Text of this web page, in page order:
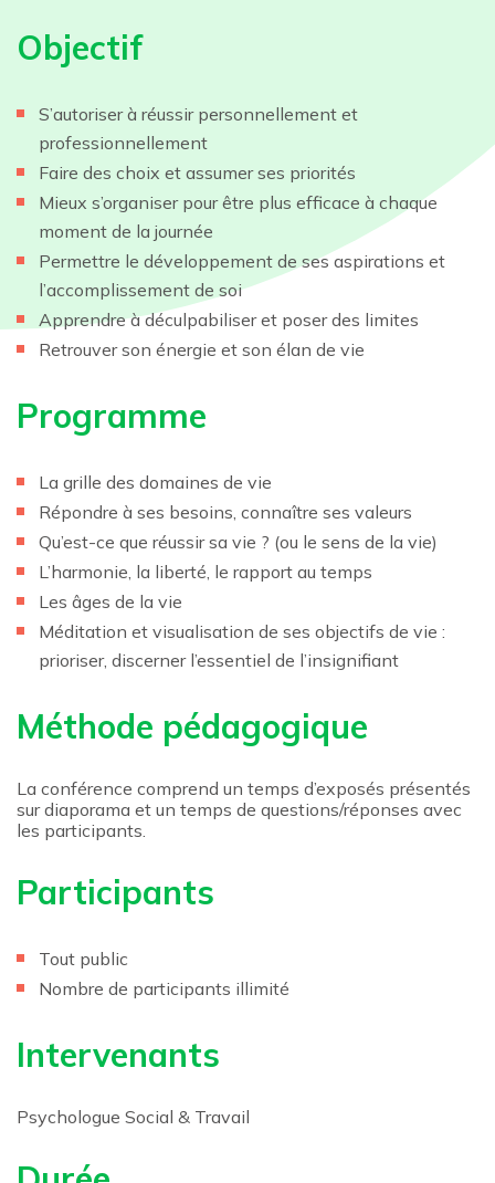
Objectif
S’autoriser à réussir personnellement et
professionnellement
Faire des choix et assumer ses priorités
Mieux s’organiser pour être plus efficace à chaque
moment de la journée
Permettre le développement de ses aspirations et
l’accomplissement de soi
Apprendre à déculpabiliser et poser des limites
Retrouver son énergie et son élan de vie
Programme
La grille des domaines de vie
Répondre à ses besoins, connaître ses valeurs
Qu’est-ce que réussir sa vie ? (ou le sens de la vie)
L’harmonie, la liberté, le rapport au temps
Les âges de la vie
Méditation et visualisation de ses objectifs de vie :
prioriser, discerner l’essentiel de l’insignifiant
Méthode pédagogique
La conférence comprend un temps d’exposés présentés
sur diaporama et un temps de questions/réponses avec
les participants.
Participants
Tout public
Nombre de participants illimité
Intervenants
Psychologue Social & Travail